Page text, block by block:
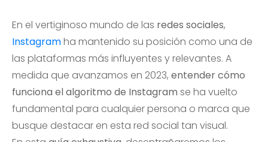
En el vertiginoso mundo de las redes sociales,
Instagramha mantenido su posición como una de
las plataformas más influyentes y relevantes. A
medida que avanzamos en 2023, entender cómo
funciona el algoritmo de Instagram se ha vuelto
fundamental para cualquier persona o marca que
busque destacar en esta red social tan visual.